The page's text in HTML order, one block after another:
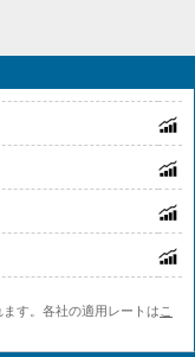
す。各社の適用レートは こ